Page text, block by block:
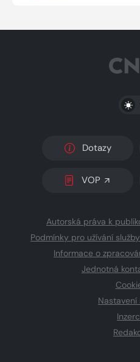
Dotazy
VOP
Autorská práva k
Podmínky pro užívání
Informace o
Jednotná
Nastavení